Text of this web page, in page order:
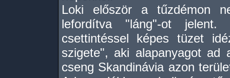
Loki először a tűzdémon
lefordítva "láng"-ot
csettintéssel képes tüzet
szigete", aki alapanyagot
cseng Skandinávia azon